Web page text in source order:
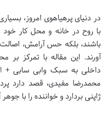
در دنیای پرهیاهوی امروز،
با روح در خانه و محل کار خود
باشند، بلکه حس آرامش،
آورند. این مقاله با تمرکز بر
داخلی به سبک وابی سابی +
محمدرضا مفیدی، قصد دارد
ژاپنی بردارد و خواننده را با